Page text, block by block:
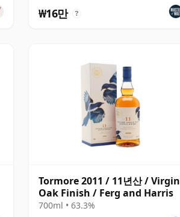
₩16만 ?
Tormore 2011 / 11년산 / Virgin
Oak Finish / Ferg and Harris
700ml • 63.3%